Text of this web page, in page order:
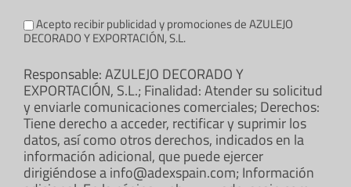
Acepto recibir publicidad y promociones de AZULEJO
DECORADO Y EXPORTACIÓN, S.L.
Responsable: AZULEJO DECORADO Y
EXPORTACIÓN, S.L.; Finalidad: Atender su solicitud
y enviarle comunicaciones comerciales; Derechos:
Tiene derecho a acceder, rectificar y suprimir los
datos, así como otros derechos, indicados en la
información adicional, que puede ejercer
dirigiéndose a info@adexspain.com; Información